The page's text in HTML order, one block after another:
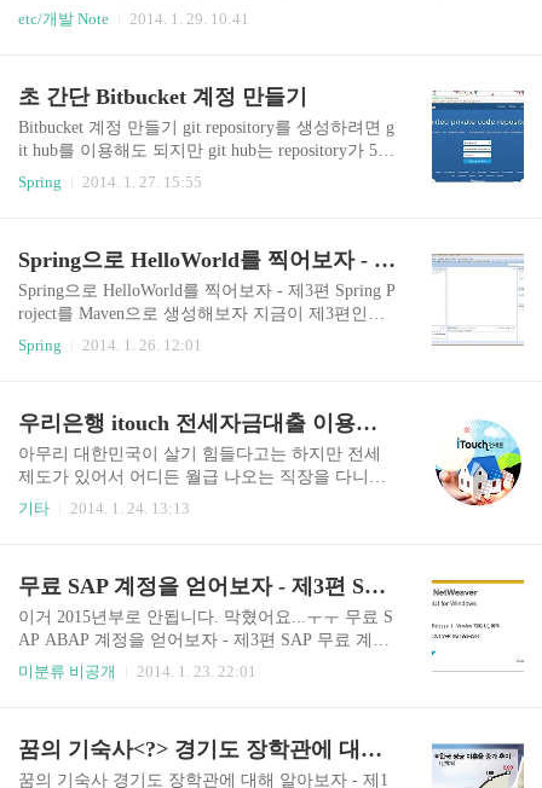
4, 5장 세장만 더 보면 된다. 페이지 수로는 400페이지까지다. 전체
훨씩 나은 코드를 만들어 낼 수 있으리라 본다.
etc/개발 Note 2014. 1. 29. 10:41
초 간단 Bitbucket 계정 만들기
Bitbucket 계정 만들기 git repository를 생성하려면 g
it hub를 이용해도 되지만 git hub는 repository가 5개
밖에 안만들어진다. 그리고 private repository를 생
성 하려면 요금을 내야한다. 근데 bitbucket은 reposi
까지 무료로 만들수 있으므로 요즘은 대세가 Bitbu
cket인 것 같다. 그럼 한번 계정을만들어보자. htt
p://bitbucket.com/ 에 접속한다. 위에 화면처럼 이
고 'Sign up for free'를 누르면 된다. 여기에 몇가지
Spring 2014. 1. 27. 15:55
Spring으로 HelloWorld를 찍어보자 - 제3편 Spring Project를 Maven으로 생성해보자
Spring으로 HelloWorld를 찍어보자 - 제3편 Spring P
roject를 Maven으로 생성해보자 지금이 제3편인데
제1편에서 STS를 설치 했다면 maven을 따로 설치
하는 수고는 하지 않아도 된다. 굳이 sts를 설치하지
필요 없다. Spring Project는 다른 Library하고 연동
하기 좋기 때문에 Maven을 이용해 프로젝트를 생
성하는게 좋다. 한번 해보자. 1.STS켠다 왼쪽 Packa
ge Explorer에서 마우스 우클릭New - Spring Project
누른다. 또 다른 방법은마우스 우클릭 - Others - Sp
Spring 2014. 1. 26. 12:01
우리은행 itouch 전세자금대출 이용하기
아무리 대한민국이 살기 힘들다고는 하지만 전세
제도가 있어서 어디든 월급 나오는 직장을 다니면
대졸 기준으로 연봉 2천만원은 받을 수 있지 싶습
을 받을 수 있습니다. 전세를 안살고 월세로 산다면
초반에 돈을 모으는게 쉽지가 않습니다. 한달에 16
0~200정도 받아서 1000만원을 모으려면 정말 꼭 필
요한 소비만 해야 합니다만 어쩔 수 없습니다 현실
에 맞추어 살 수 밖에요. 현재 이 글을 쓰는 시점에
를 왔습니다. 한달에 관리비 포함해서 42만원씩 내
고 살았는데 ..
기타 2014. 1. 24. 13:13
무료 SAP 계정을 얻어보자 - 제3편 SAP 무료 계정을 신청해보자
이거 2015년부로 안됩니다. 막혔어요...ㅜㅜ 무료 S
AP ABAP 계정을 얻어보자 - 제3편 SAP 무료 계정
을 신청해보자 이번 포스트는 실제로 무료 계정을
않기 때문에 나누어 놓았습니다. 신청 해볼게요. 별
로 어렵진 않습니다. http://www.ides.consolut.eu/sap/
미분류 비공개 2014. 1. 23. 22:01
꿈의 기숙사<?> 경기도 장학관에 대해 알아보자 - 제14편 같이 산다는 것에 대하여
꿈의 기숙사 경기도 장학관에 대해 알아보자 - 제1